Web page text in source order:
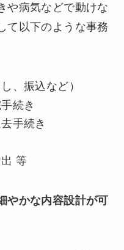
や病気などで動けな
て以下のような事務
、振込など）
続き
手続き
等
やかな内容設計が可